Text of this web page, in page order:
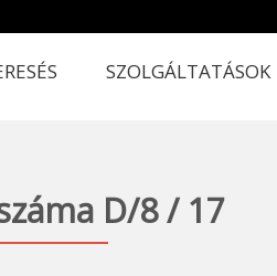
SZOLGÁLTATÁSOK
D/8 / 17